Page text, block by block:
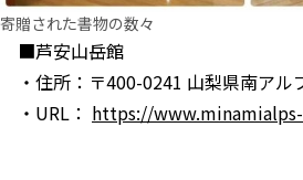
寄贈された書物の数々
■芦安山岳館
・住所：〒400-0241 山梨県南ア
・URL： https://